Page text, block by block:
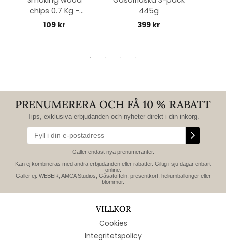
chips 0.7 Kg -
hickory
109 kr
445g
399 kr
PRENUMERERA OCH FÅ 10 % RABATT
Tips, exklusiva erbjudanden och nyheter direkt i din inkorg.
Gäller endast nya prenumeranter.
Kan ej kombineras med andra erbjudanden eller rabatter. Giltig i sju dagar enbart
online.
Gäller ej: WEBER, AMCA Studios, Gåsatoffeln, presentkort, heliumballonger eller
blommor.
VILLKOR
Cookies
Integritetspolicy